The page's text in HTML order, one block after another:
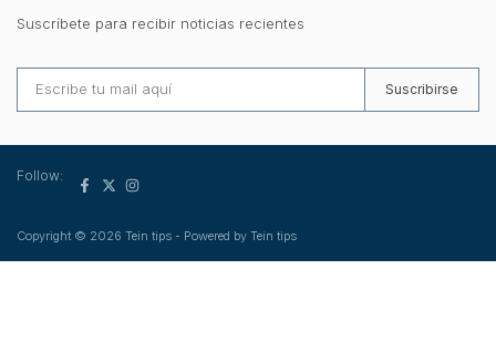
Suscríbete para recibir noticias recientes
Suscribirse
Copyright © 2026 Tein tips - Powered by Tein tips
Follow: